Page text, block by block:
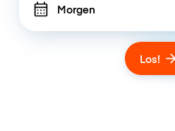
Morgen
Los!